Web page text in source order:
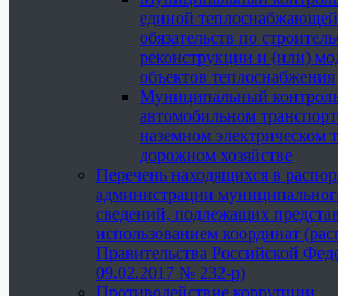
единой
обязательств по
реконструкции и (или)
объектов теплоснабжения
Муниципальный
автомобильном
наземном электрическом
дорожном хозяйстве
Перечень находящихся в
администрации
сведений, подлежащих
использованием координат
Правительства Российской
09.02.2017 № 232-р)
Противодействие коррупции